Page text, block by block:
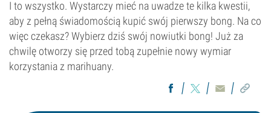
I to wszystko. Wystarczy mieć na uwadze te kilka kwestii,
aby z pełną świadomością kupić swój pierwszy bong. Na co
więc czekasz? Wybierz dziś swój nowiutki bong! Już za
chwilę otworzy się przed tobą zupełnie nowy wymiar
korzystania z marihuany.